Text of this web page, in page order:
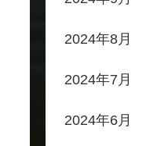
2024年8月
2024年7月
2024年6月